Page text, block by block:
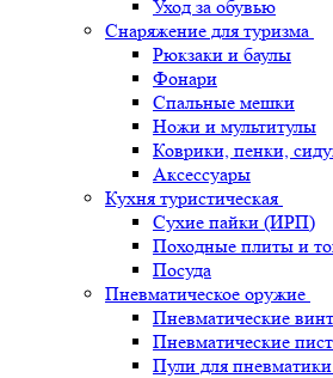
Уход за обувью
Снаряжение для туризма
Рюкзаки и баулы
Фонари
Спальные мешки
Ножи и мультитулы
Коврики, пенки,
Аксессуары
Кухня туристическая
Сухие пайки (ИРП)
Походные плиты и
Посуда
Пневматическое оружие
Пневматические
Пневматические
Пули для пневматики